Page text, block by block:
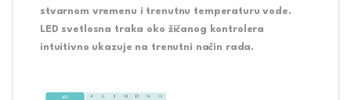
stvarnom vremenu i trenutnu temperaturu vode.
LED svetlosna traka oko žičanog kontrolera
intuitivno ukazuje na trenutni način rada.